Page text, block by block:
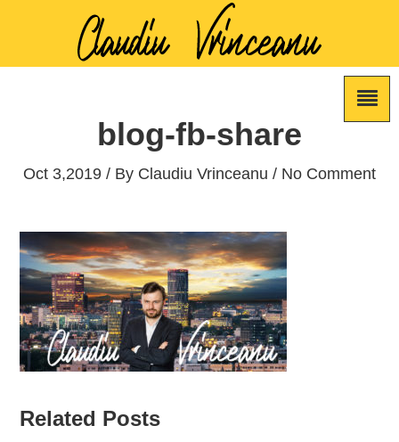
blog-fb-share
Oct 3,2019 / By Claudiu Vrinceanu / No Comment
Related Posts